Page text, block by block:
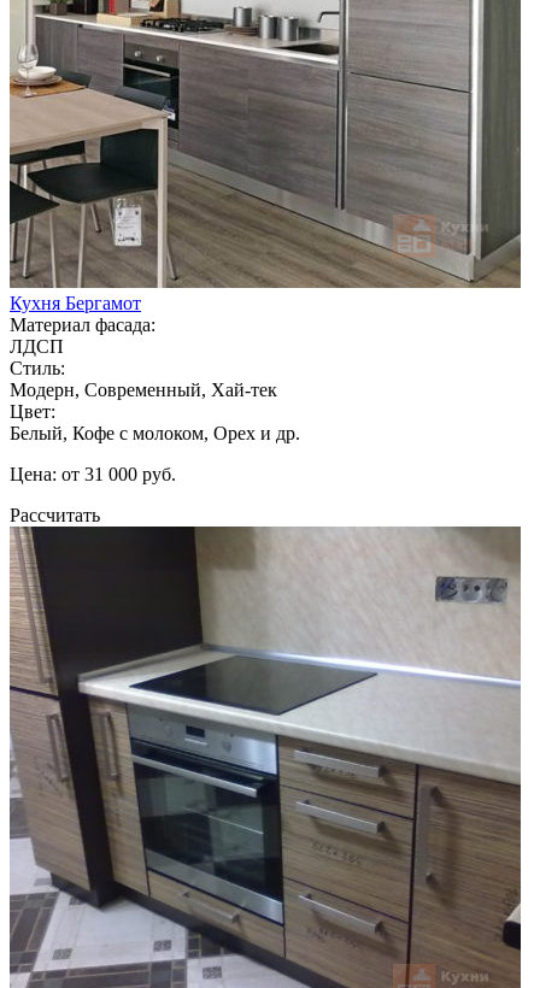
Кухня Бергамот
Материал фасада:
ЛДСП
Стиль:
Модерн, Современный, Хай-тек
Цвет:
Белый, Кофе с молоком, Орех и др.
Цена: от 31 000 руб.
Рассчитать